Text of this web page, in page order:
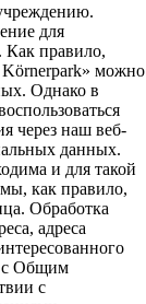
для
Как правило,
Körnerpark» можно
Однако в
через наш веб-
данных.
и для такой
мы, как правило,
Обработка
адреса
с Общим
с